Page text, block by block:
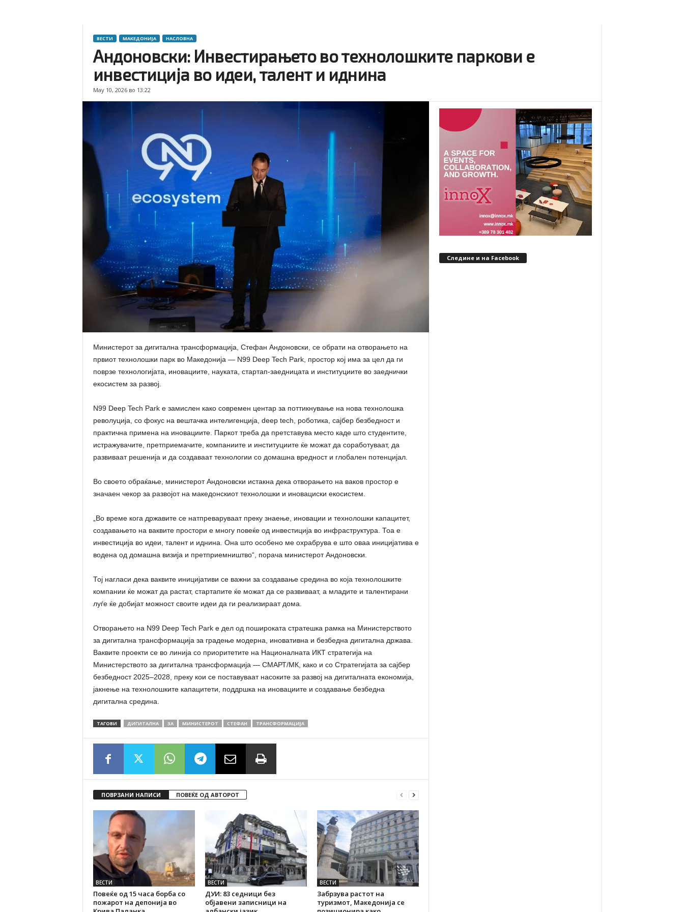
ВЕСТИ МАКЕДОНИЈА НАСЛОВНА
Андоновски: Инвестирањето во технолошките паркови е
инвестиција во идеи, талент и иднина
May 10, 2026 во 13:22
Министерот за дигитална трансформација, Стефан Андоновски, се обрати на отворањето на
првиот технолошки парк во Македонија — N99 Deep Tech Park, простор кој има за цел да ги
поврзе технологијата, иновациите, науката, стартап-заедницата и институциите во заеднички
екосистем за развој.
N99 Deep Tech Park е замислен како современ центар за поттикнување на нова технолошка
револуција, со фокус на вештачка интелигенција, deep tech, роботика, сајбер безбедност и
практична примена на иновациите. Паркот треба да претставува место каде што студентите,
истражувачите, претприемачите, компаниите и институциите ќе можат да соработуваат, да
развиваат решенија и да создаваат технологии со домашна вредност и глобален потенцијал.
Во своето обраќање, министерот Андоновски истакна дека отворањето на ваков простор е
значаен чекор за развојот на македонскиот технолошки и иновациски екосистем.
„Во време кога државите се натпреваруваат преку знаење, иновации и технолошки капацитет,
создавањето на ваквите простори е многу повеќе од инвестиција во инфраструктура. Тоа е
инвестиција во идеи, талент и иднина. Она што особено ме охрабрува е што оваа иницијатива е
водена од домашна визија и претприемништво“, порача министерот Андоновски.
Тој нагласи дека ваквите иницијативи се важни за создавање средина во која технолошките
компании ќе можат да растат, стартапите ќе можат да се развиваат, а младите и талентирани
луѓе ќе добијат можност своите идеи да ги реализираат дома.
Отворањето на N99 Deep Tech Park е дел од пошироката стратешка рамка на Министерството
за дигитална трансформација за градење модерна, иновативна и безбедна дигитална држава.
Ваквите проекти се во линија со приоритетите на Националната ИКТ стратегија на
Министерството за дигитална трансформација — СМАРТ/МК, како и со Стратегијата за сајбер
безбедност 2025–2028, преку кои се поставуваат насоките за развој на дигиталната економија,
јакнење на технолошките капацитети, поддршка на иновациите и создавање безбедна
дигитална средина.
ТАГОВИ ДИГИТАЛНА ЗА МИНИСТЕРОТ СТЕФАН ТРАНСФОРМАЦИЈА
ПОВРЗАНИ НАПИСИ ПОВЕЌЕ ОД АВТОРОТ
ВЕСТИ
Повеќе од 15 часа борба со
пожарот на депонија во
ВЕСТИ
ДУИ: 83 седници без
објавени записници на
ВЕСТИ
Забрзува растот на
туризмот, Македонија се
Следине и на Facebook